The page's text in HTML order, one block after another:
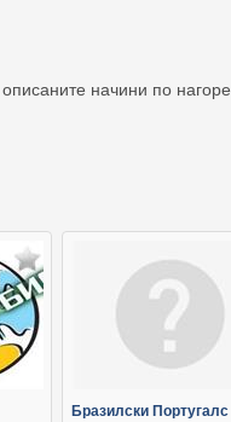
начини по нагоре.
Бразилски Португалс